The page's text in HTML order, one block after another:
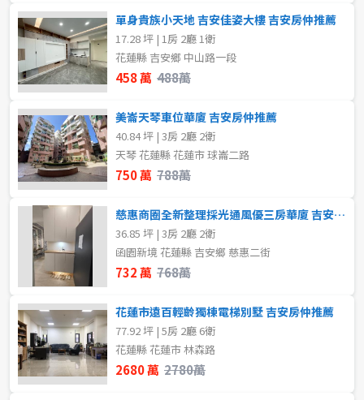
租金(元)
單身貴族小天地 吉安佳姿大樓 吉安房仲推薦
17.28 坪 | 1房 2廳 1衛
花蓮縣 吉安鄉 中山路一段
458 萬 488萬
美崙天琴車位華廈 吉安房仲推薦
40.84 坪 | 3房 2廳 2衛
天琴 花蓮縣 花蓮市 球崙二路
750 萬 788萬
慈惠商圈全新整理採光通風優三房華廈 吉安房仲推薦
36.85 坪 | 3房 2廳 2衛
函園新境 花蓮縣 吉安鄉 慈惠二街
732 萬 768萬
花蓮市遠百輕齡獨棟電梯別墅 吉安房仲推薦
77.92 坪 | 5房 2廳 6衛
花蓮縣 花蓮市 林森路
2680 萬 2780萬